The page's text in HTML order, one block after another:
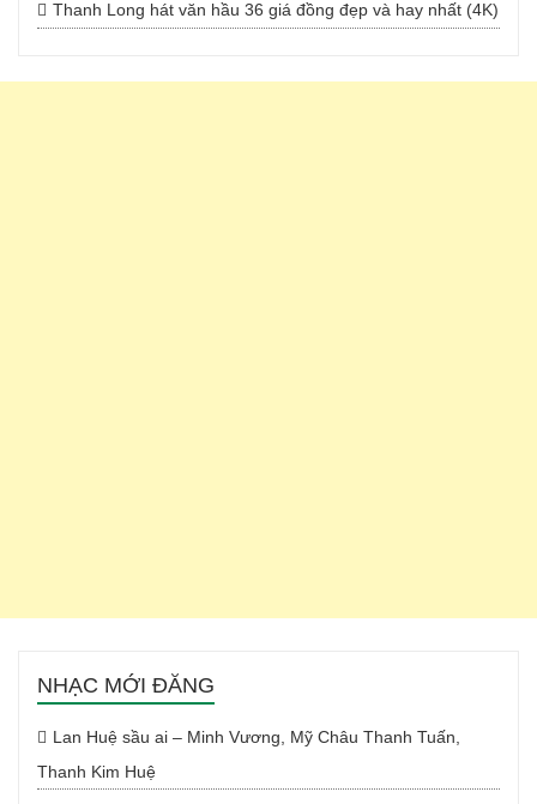
Thanh Long hát văn hầu 36 giá đồng đẹp và hay nhất (4K)
NHẠC MỚI ĐĂNG
Lan Huệ sầu ai – Minh Vương, Mỹ Châu Thanh Tuấn,
Thanh Kim Huệ